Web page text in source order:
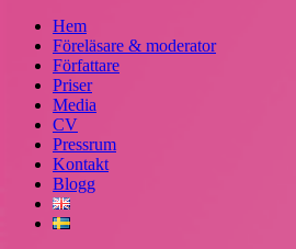
Hem
Föreläsare & moderator
Författare
Priser
Media
CV
Pressrum
Kontakt
Blogg